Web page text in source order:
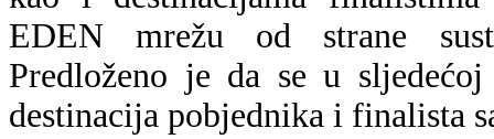
EDEN mrežu od strane
Predloženo je da se u
destinacija pobjednika i finalista